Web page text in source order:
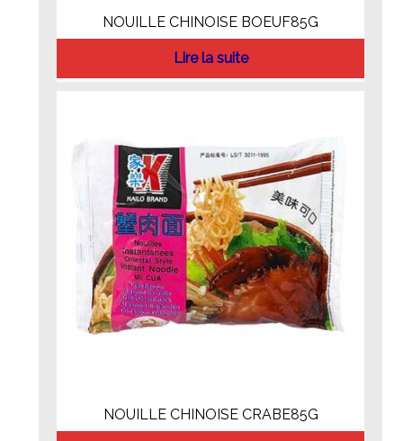
NOUILLE CHINOISE BOEUF85G
Lire la suite
NOUILLE CHINOISE CRABE85G